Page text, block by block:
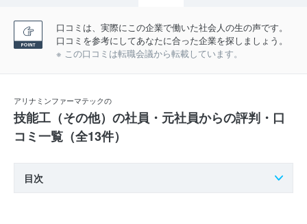
口コミは、実際にこの企業で働いた社会人の生の声です。
口コミを参考にしてあなたに合った企業を探しましょう。
※ この口コミは転職会議から転載しています。
アリナミンファーマテックの
技能工（その他）の社員・元社員からの評判・口
コミ一覧（全13件）
目次